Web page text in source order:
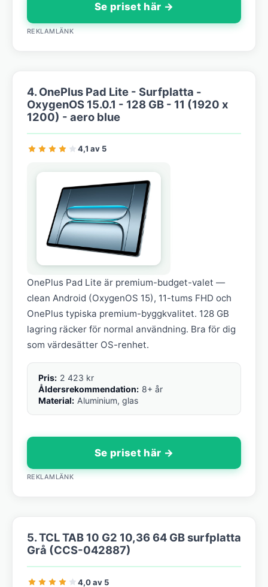
Se priset här →
REKLAMLÄNK
4. OnePlus Pad Lite - Surfplatta -
OxygenOS 15.0.1 - 128 GB - 11 (1920 x
1200) - aero blue
4,1 av 5
OnePlus Pad Lite är premium-budget-valet —
clean Android (OxygenOS 15), 11-tums FHD och
OnePlus typiska premium-byggkvalitet. 128 GB
lagring räcker för normal användning. Bra för dig
som värdesätter OS-renhet.
Pris: 2 423 kr
Åldersrekommendation: 8+ år
Material: Aluminium, glas
Se priset här →
REKLAMLÄNK
5. TCL TAB 10 G2 10,36 64 GB surfplatta
Grå (CCS-042887)
4,0 av 5